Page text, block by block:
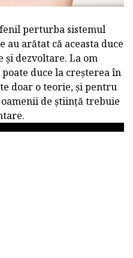
perturba sistemul
au arătat că aceasta duce
dezvoltare. La om
duce la creșterea în
doar o teorie, și pentru
de știință trebuie